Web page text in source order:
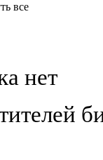
все
нет